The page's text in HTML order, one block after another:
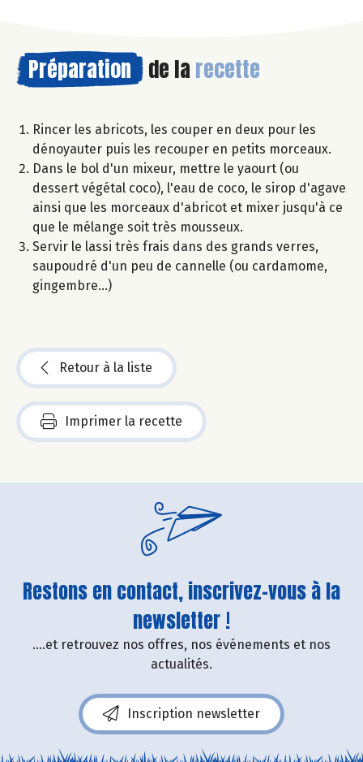
Préparation de la recette
Rincer les abricots, les couper en deux pour les
dénoyauter puis les recouper en petits morceaux.
Dans le bol d'un mixeur, mettre le yaourt (ou
dessert végétal coco), l'eau de coco, le sirop d'agave
ainsi que les morceaux d'abricot et mixer jusqu'à ce
que le mélange soit très mousseux.
Servir le lassi très frais dans des grands verres,
saupoudré d'un peu de cannelle (ou cardamome,
gingembre...)
Retour à la liste
Imprimer la recette
Restons en contact, inscrivez-vous à la
newsletter !
....et retrouvez nos offres, nos événements et nos
actualités.
Inscription newsletter